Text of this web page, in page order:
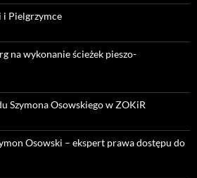
Pielgrzymce
na wykonanie ścieżek pieszo-
Szymona Osowskiego w ZOKiR
Osowski – ekspert prawa dostępu do